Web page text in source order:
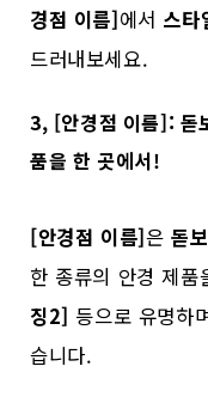
경점 이름]에서 스타
드러내보세요.
3, [안경점 이름]: 돋
품을 한 곳에서!
[안경점 이름]은돋
한 종류의 안경 제품
징2] 등으로 유명하
습니다.